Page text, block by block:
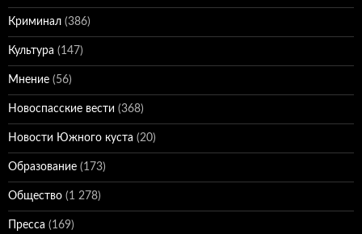
Криминал (386)
Культура (147)
Мнение (56)
Новоспасские вести (368)
Новости Южного куста (20)
Образование (173)
Общество (1 278)
Пресса (169)